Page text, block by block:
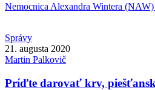
Nemocnica Alexandra Wintera (NAW)
Správy
21. augusta 2020
Martin Palkovič
Príďte darovať krv,